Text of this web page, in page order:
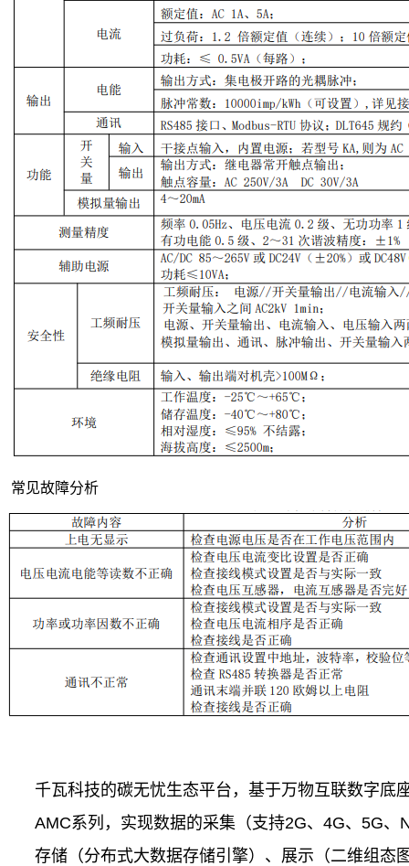
常见故障分析
千瓦科技的碳无忧生态平台，基于万物互联数字底
AMC系列，实现数据的采集（支持2G、4G、5G
存储（分布式大数据存储引擎）、展示（二维组态